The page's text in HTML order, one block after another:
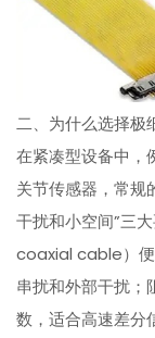
二、为什么选择极
在紧凑型设备中，
关节传感器，常规
干扰和小空间”三
coaxial cable）便
串扰和外部干扰；
数，适合高速差分